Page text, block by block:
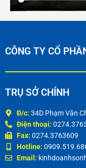
CÔNG TY CỔ
TRỤ SỞ CHÍNH
Đ/c: 34D Phạm Văn
Điện thoại:
Fax: 0274.3763609
Hotline:
Email: